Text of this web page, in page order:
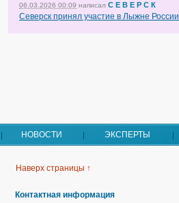
06.03.2026 00:09 написал С Е В Е Р С К
Северск принял участие в Лыжне России
НОВОСТИ ЭКСПЕРТЫ
Наверх страницы ↑
Контактная информация